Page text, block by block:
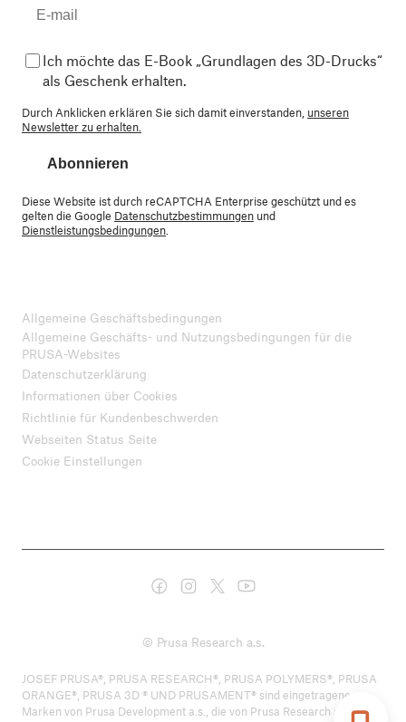
Ich möchte das E-Book „Grundlagen des 3D-Drucks“
als Geschenk erhalten.
Durch Anklicken erklären Sie sich damit einverstanden, unseren
Newsletter zu erhalten.
Abonnieren
Diese Website ist durch reCAPTCHA Enterprise geschützt und es
gelten die Google Datenschutzbestimmungen und
Dienstleistungsbedingungen
Allgemeine Geschäftsbedingungen
Allgemeine Geschäfts- und Nutzungsbedingungen für die
PRUSA-Websites
Datenschutzerklärung
Informationen über Cookies
Richtlinie für Kundenbeschwerden
Webseiten Status Seite
Cookie Einstellungen
© Prusa Research a.s.
JOSEF PRUSA®, PRUSA RESEARCH®, PRUSA POLYMERS®, PRUSA
ORANGE®, PRUSA 3D ® UND PRUSAMENT® sind eingetragene
Marken von Prusa Development a.s., die von Prusa Research a.s. unter